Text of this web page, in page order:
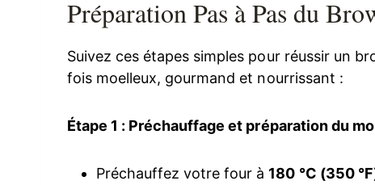
Préparation Pas à Pas du
Suivez ces étapes simples pour réussir un
fois moelleux, gourmand et nourrissant :
Étape 1 : Préchauffage et préparation du
Préchauffez votre four à 180 °C (350